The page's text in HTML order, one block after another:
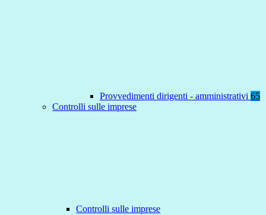
Provvedimenti dirigenti - amministrativi 65
Controlli sulle imprese
Controlli sulle imprese